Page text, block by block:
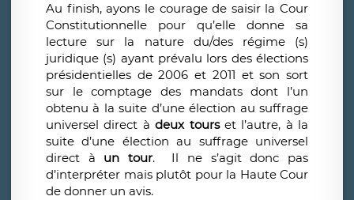
Au finish, ayons le courage de saisir la Cour
Constitutionnelle pour qu’elle donne sa
lecture sur la nature du/des régime (s)
juridique (s) ayant prévalu lors des élections
présidentielles de 2006 et 2011 et son sort
sur le comptage des mandats dont l’un
obtenu à la suite d’une élection au suffrage
universel direct àdeux tourset l’autre, à la
suite d’une élection au suffrage universel
direct à un tour. Il ne s’agit donc pas
d’interpréter mais plutôt pour la Haute Cour
de donner un avis.